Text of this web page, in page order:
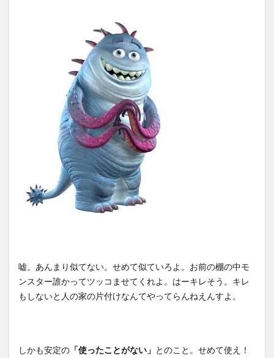
嘘。あんまり似てない。せめて似ていろよ。お前の棚の中モ
ンスター誰かってツッコませてくれよ。はーキレそう。キレ
もしないと人の家の片付けなんてやってらんねえんすよ。
しかも安定の 「使ったことがない」 とのこと。せめて使え！